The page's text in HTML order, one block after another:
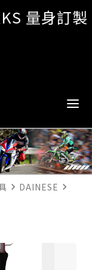
量身訂製
navigate_next DAINESE navigate_next